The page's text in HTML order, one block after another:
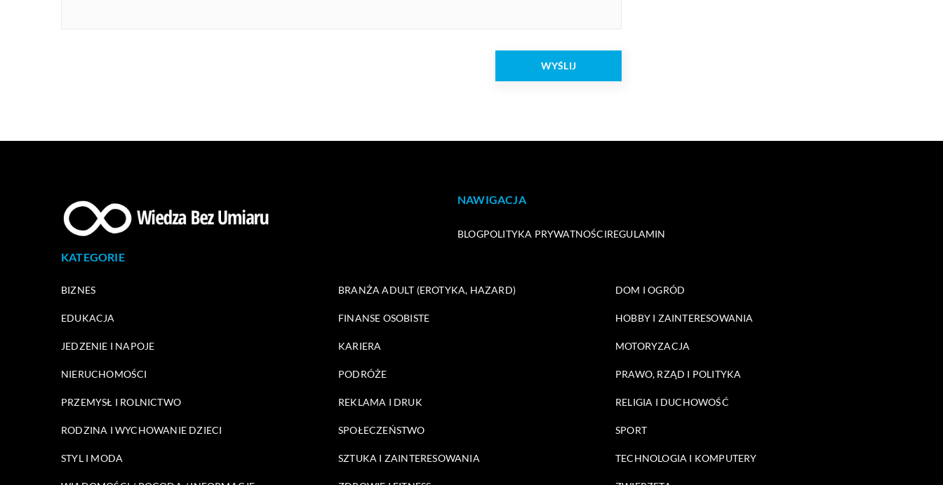
NAWIGACJA
BLOGPOLITYKA PRYWATNOŚCIREGULAMIN
KATEGORIE
BIZNES BRANŻA ADULT (EROTYKA, HAZARD) DOM I OGRÓD
EDUKACJA FINANSE OSOBISTE HOBBY I ZAINTERESOWANIA
JEDZENIE I NAPOJE KARIERA MOTORYZACJA
NIERUCHOMOŚCI PODRÓŻE PRAWO, RZĄD I POLITYKA
PRZEMYSŁ I ROLNICTWO REKLAMA I DRUK RELIGIA I DUCHOWOŚĆ
RODZINA I WYCHOWANIE DZIECI SPOŁECZEŃSTWO SPORT
STYL I MODA SZTUKA I ZAINTERESOWANIA TECHNOLOGIA I KOMPUTERY